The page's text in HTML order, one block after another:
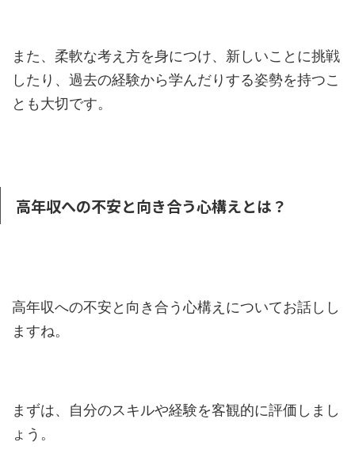
また、柔軟な考え方を身につけ、新しいことに挑戦
したり、過去の経験から学んだりする姿勢を持つこ
とも大切です。
高年収への不安と向き合う心構えとは？
高年収への不安と向き合う心構えについてお話しし
ますね。
まずは、自分のスキルや経験を客観的に評価しまし
ょう。